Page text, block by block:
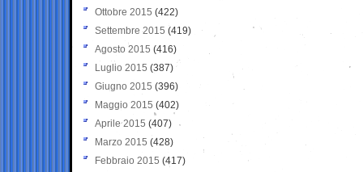
Ottobre 2015 (422)
Settembre 2015 (419)
Agosto 2015 (416)
Luglio 2015 (387)
Giugno 2015 (396)
Maggio 2015 (402)
Aprile 2015 (407)
Marzo 2015 (428)
Febbraio 2015 (417)